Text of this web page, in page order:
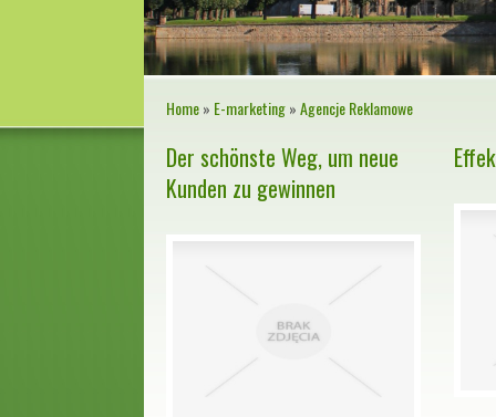
Home» E-marketing»Agencje Reklamowe
Der schönste Weg, um neue
Kunden zu gewinnen